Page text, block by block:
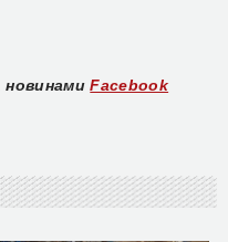
новинами Facebook